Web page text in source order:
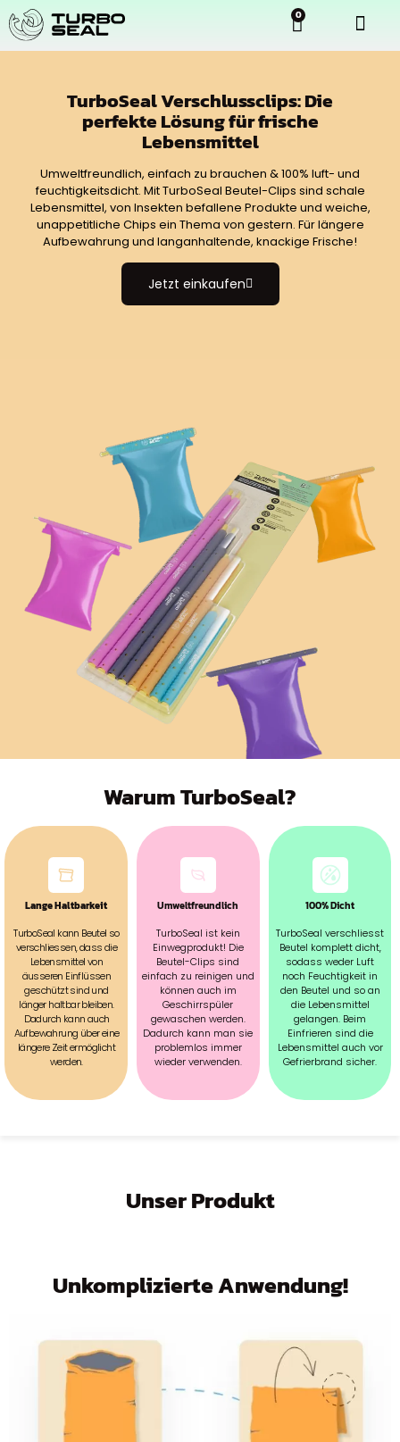
0
TurboSeal Verschlussclips: Die
perfekte Lösung für frische
Lebensmittel
Umweltfreundlich, einfach zu brauchen & 100% luft- und
feuchtigkeitsdicht. Mit TurboSeal Beutel-Clips sind schale
Lebensmittel, von Insekten befallene Produkte und weiche,
unappetitliche Chips ein Thema von gestern. Für längere
Aufbewahrung und langanhaltende, knackige Frische!
Jetzt einkaufen
Warum TurboSeal?
Lange Haltbarkeit
TurboSeal kann Beutel so
verschliessen, dass die
Lebensmittel von
äusseren Einflüssen
geschützt sind und
länger haltbar bleiben.
Dadurch kann auch
Aufbewahrung über eine
längere Zeit ermöglicht
werden.
Umweltfreundlich
TurboSeal ist kein
Einwegprodukt! Die
Beutel-Clips sind
einfach zu reinigen und
können auch im
Geschirrspüler
gewaschen werden.
Dadurch kann man sie
problemlos immer
wieder verwenden.
100% Dicht
TurboSeal verschliesst
Beutel komplett dicht,
sodass weder Luft
noch Feuchtigkeit in
den Beutel und so an
die Lebensmittel
gelangen. Beim
Einfrieren sind die
Lebensmittel auch vor
Gefrierbrand sicher.
Unser Produkt
Unkomplizierte Anwendung!